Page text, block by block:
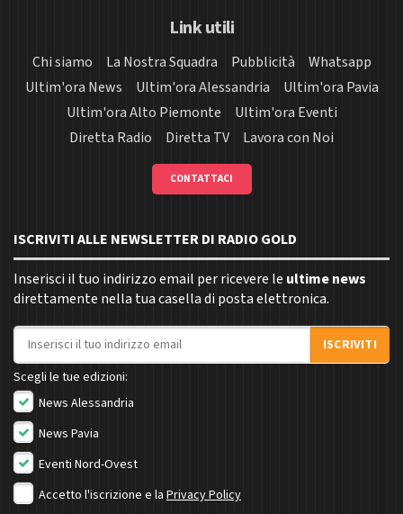
Link utili
Chi siamo La Nostra Squadra Pubblicità
Whatsapp
Ultim'ora News
Ultim'ora Alessandria
Ultim'ora Pavia
Ultim'ora Alto Piemonte
Ultim'ora Eventi
Diretta Radio
Diretta TV Lavora con Noi
CONTATTACI
ISCRIVITI ALLE NEWSLETTER DI RADIO GOLD
Inserisci il tuo indirizzo email per ricevere le ultime news
direttamente nella tua casella di posta elettronica.
Indirizzo email
ISCRIVITI
Scegli le tue edizioni:
News Alessandria
News Pavia
Eventi Nord-Ovest
Accetto l'iscrizione e la Privacy Policy